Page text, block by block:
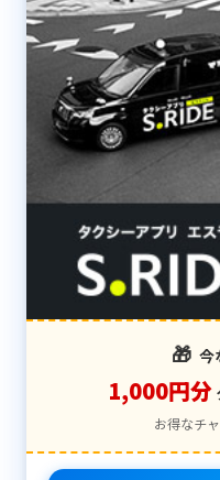
🎁 今
1,000円分
お得なチ